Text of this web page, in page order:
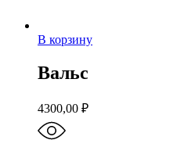
В корзину
Вальс
4300,00 ₽